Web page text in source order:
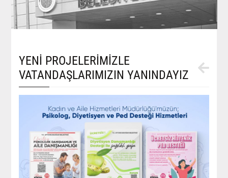
YENİ PROJELERİMİZLE
VATANDAŞLARIMIZIN YANINDAYIZ